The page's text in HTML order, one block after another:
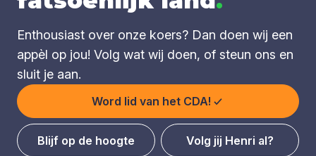
Enthousiast over onze koers? Dan doen wij een
appèl op jou! Volg wat wij doen, of steun ons en
sluit je aan.
Word lid van het CDA!
Blijf op de hoogte Volg jij Henri al?